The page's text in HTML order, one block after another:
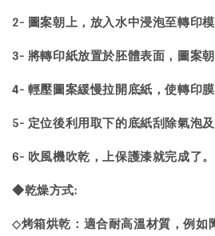
2- 圖案朝上，放入水中浸泡至轉印
3- 將轉印紙放置於胚體表面，圖案朝
4- 輕壓圖案緩慢拉開底紙，使轉印膜
5- 定位後利用取下的底紙刮除氣泡
6- 吹風機吹乾，上保護漆就完成了。
◆乾燥方式:
◇烤箱烘乾：適合耐高溫材質，例